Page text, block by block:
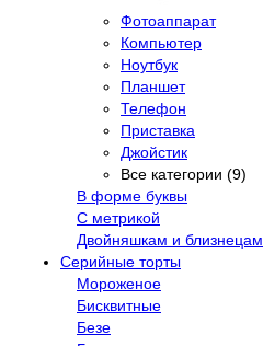
Фотоаппарат
Компьютер
Ноутбук
Планшет
Телефон
Приставка
Джойстик
Все категории (9)
В форме буквы
С метрикой
Двойняшкам и близнецам
Серийные торты
Мороженое
Бисквитные
Безе